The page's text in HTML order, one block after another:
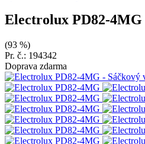
Electrolux PD82-4MG
(93 %)
Pr. č.: 194342
Doprava zdarma